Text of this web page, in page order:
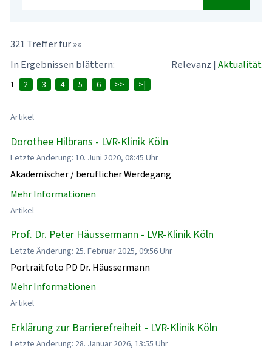
321 Treffer für »«
In Ergebnissen blättern:
Relevanz | Aktualität
1 2 3 4 5 6 >> >|
Artikel
Dorothee Hilbrans - LVR-Klinik Köln
Letzte Änderung: 10. Juni 2020, 08:45 Uhr
Akademischer / beruflicher Werdegang
Mehr Informationen
Artikel
Prof. Dr. Peter Häussermann - LVR-Klinik Köln
Letzte Änderung: 25. Februar 2025, 09:56 Uhr
Portraitfoto PD Dr. Häussermann
Mehr Informationen
Artikel
Erklärung zur Barrierefreiheit - LVR-Klinik Köln
Letzte Änderung: 28. Januar 2026, 13:55 Uhr